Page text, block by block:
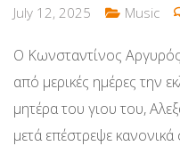
July 12, 2025 Music
Ο Κωνσταντίνος
από μερικές ημέρες την
μητέρα του γιου του,
μετά επέστρεψε κανονικά